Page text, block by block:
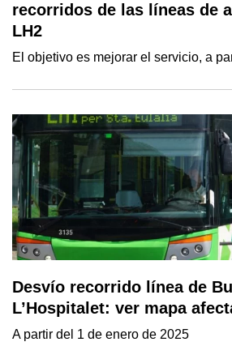
recorridos de las líneas de
LH2
El objetivo es mejorar el servicio, a
Desvío recorrido línea de
L’Hospitalet: ver mapa
A partir del 1 de enero de 2025